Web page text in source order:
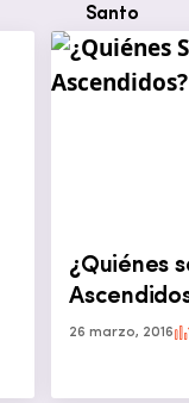
¿Quiénes
26 marzo, 2016